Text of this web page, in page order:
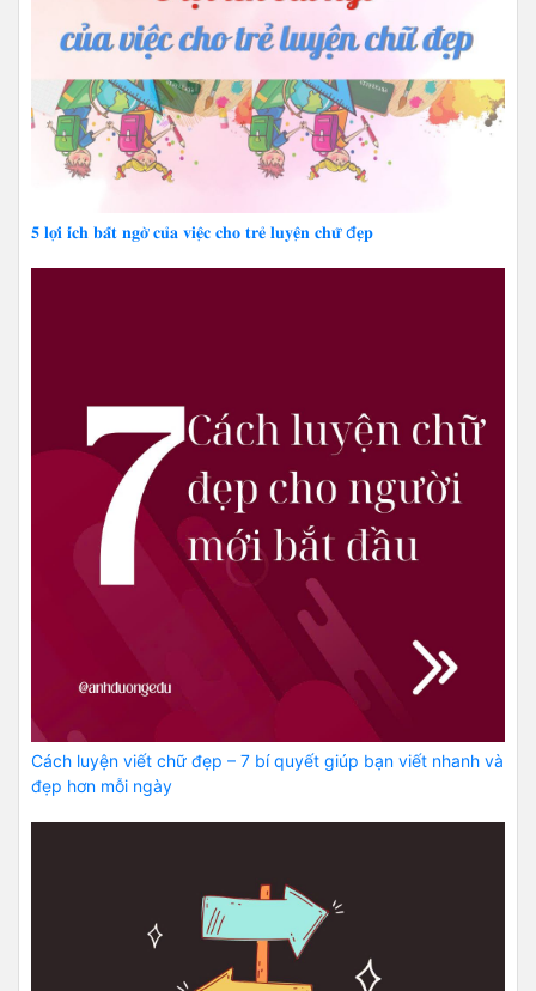
𝟓 𝐥𝐨̛̣𝐢 𝐢́𝐜𝐡 𝐛𝐚̂́𝐭 𝐧𝐠𝐨̛̀ 𝐜𝐮̉𝐚 𝐯𝐢𝐞̣̂𝐜 𝐜𝐡𝐨 𝐭𝐫𝐞̉ 𝐥𝐮𝐲𝐞̣̂𝐧 𝐜𝐡𝐮̛̃ đ𝐞̣𝐩
Cách luyện viết chữ đẹp – 7 bí quyết giúp bạn viết nhanh và
đẹp hơn mỗi ngày